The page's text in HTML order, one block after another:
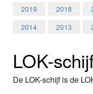
Home
Programma's
Nieuws
Foto's
2019
2018
2014
2013
LOK-
De LOK-schijf is de